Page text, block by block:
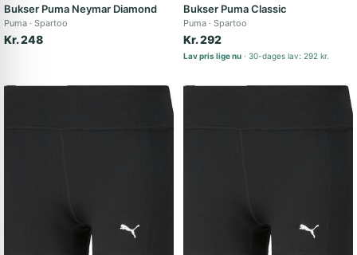
Bukser Puma Neymar Diamond
Puma Spartoo
Kr. 248
Bukser Puma Classic
Puma Spartoo
Kr. 292
Lav pris lige nu 30-dages lav: 292 kr.